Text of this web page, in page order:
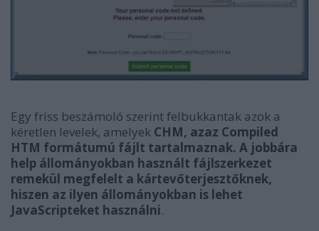
Egy friss beszámoló szerint felbukkantak azok a
kéretlen levelek, amelyek CHM, azaz Compiled
HTM formátumú fájlt tartalmaznak. A jobbára
help állományokban használt fájlszerkezet
remekül megfelelt a kártevőterjesztőknek,
hiszen az ilyen állományokban is lehet
JavaScripteket használni.